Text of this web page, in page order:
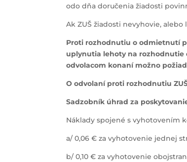
odo dňa doručenia žiadosti
Ak ZUŠ žiadosti nevyhovie,
Proti rozhodnutiu o odmietnutí
uplynutia lehoty na rozhodnutie
odvolacom konaní možno
O odvolaní proti rozhodnutiu
Sadzobník úhrad za
Náklady spojené s vyhotovením
a/ 0,06 € za vyhotovenie jednej
b/ 0,10 € za vyhotovenie